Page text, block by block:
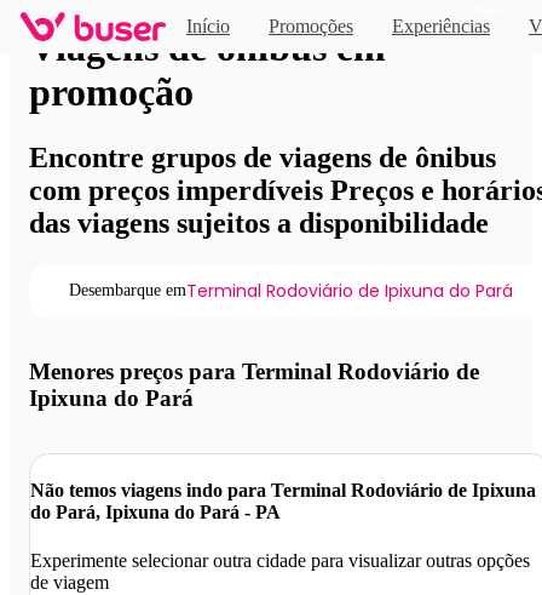
Início Promoções Experiências
Viagens de ônibus em
promoção
Encontre grupos de viagens de ônibus
com preços imperdíveis Preços e
das viagens sujeitos a disponibilidade
Desembarque emTerminal Rodoviário de Ipixuna do Pará
Menores preços para Terminal Rodoviário de
Ipixuna do Pará
Não temos viagens indo para Terminal Rodoviário de Ipixuna
do Pará, Ipixuna do Pará - PA
Experimente selecionar outra cidade para visualizar outras opções
de viagem